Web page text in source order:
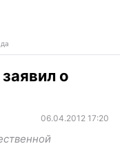
о
06.04.2012 17:20